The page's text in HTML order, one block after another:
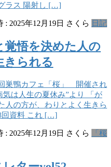
ラス 陽射し […]
: 2025年12月19日 さくら 日記
悟を決めた人の
きられる
巣鴨カフェ「桜」 開催され
は人生の夏休み”より 「が
人の方が、わりとよく生きら
回資料 これ […]
: 2025年12月19日 さくら
「桜